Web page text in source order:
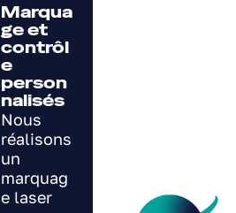
Marqua
ge et
contrôl
e
person
nalisés
Nous
réalisons
un
marquag
e laser